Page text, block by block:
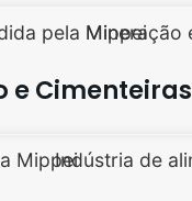
e Cimenteiras